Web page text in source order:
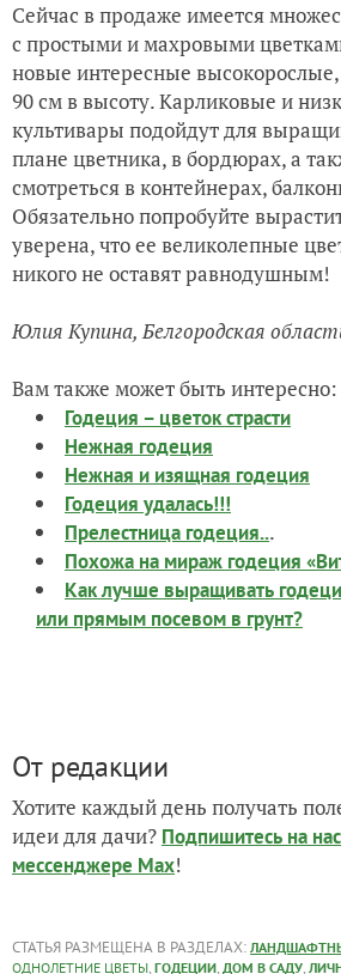
Сейчас в продаже имеется
с простыми и махровыми
новые интересные
90 см в высоту. Карликовые и
культивары подойдут для
плане цветника, в бордюрах, а
смотреться в контейнерах,
Обязательно попробуйте
уверена, что ее великолепные
никого не оставят равнодушным!
Юлия Купина, Белгородская
Вам также может быть интересно:
Годеция – цветок страсти
Нежная годеция
Нежная и изящная годеция
Годеция удалась!!!
Прелестница годеция...
Похожа на мираж годеция
Как лучше выращивать
или прямым посевом в грунт?
От редакции
Хотите каждый день получать
идеи для дачи? Подпишитесь на нас
мессенджере Max!
СТАТЬЯ РАЗМЕЩЕНА В РАЗДЕЛАХ:
ОДНОЛЕТНИЕ ЦВЕТЫ, ГОДЕЦИИ, ДОМ В САДУ,